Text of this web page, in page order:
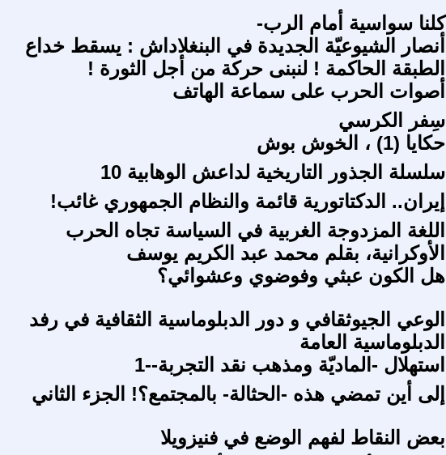
كلنا سواسية أمام الرب-
أنصار الشيوعيّة الجديدة في البنغلاداش : يسقط خداع
الطبقة الحاكمة ! لنبنى حركة من أجل الثورة !
أصوات الحرب على سماعة الهاتف
سِفر الكرسي
حكايا (1) ، الخوش بوش
سلسلة الجذور التاريخية لداعش الوهابية 10
إيران.. الدكتاتورية قائمة والنظام الجمهوري غائب!
اللغة المزدوجة الغربية في السياسة تجاه الحرب
الأوكرانية، بقلم محمد عبد الكريم يوسف
هل الكون عبثي وفوضوي وعشوائي؟
الوعي الجيوثقافي و دور الدبلوماسية الثقافية في رفد
الدبلوماسية العامة
استهلال -الماديّة ومذهب نقد التجربة--1
إلى أين تمضي هذه -الحثالة- بالمجتمع؟! الجزء الثاني
بعض النقاط لفهم الوضع في فنيزويلا